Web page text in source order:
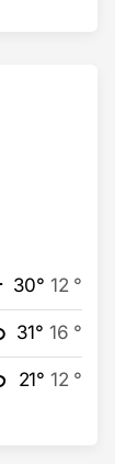
30° 12 °
31° 16 °
21° 12 °